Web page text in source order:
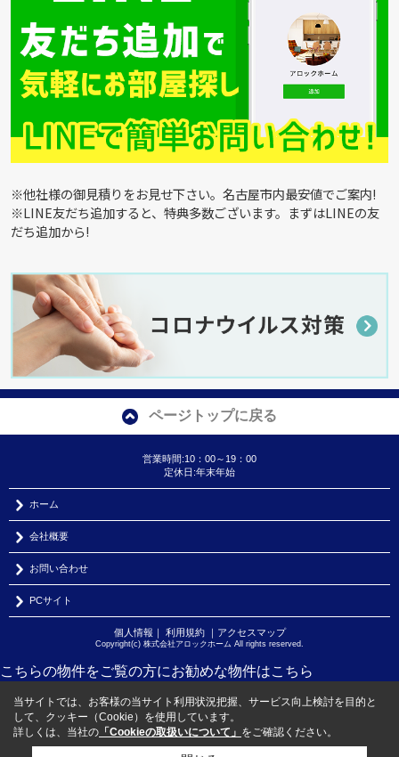
※他社様の御見積りをお見せ下さい。名古屋市内最安値でご案内!
※LINE友だち追加すると、特典多数ございます。まずはLINEの友
だち追加から!
ページトップに戻る
営業時間:10：00～19：00
定休日:年末年始
ホーム
会社概要
お問い合わせ
PCサイト
個人情報 ｜ 利用規約｜ アクセスマップ
Copyright(c) 株式会社アロックホーム All rights reserved.
こちらの物件をご覧の方にお勧めな物件はこちら
当サイトでは、お客様の当サイト利用状況把握、サービス向上検討を目的と
して、クッキー（Cookie）を使用しています。
詳しくは、当社の 「Cookieの取扱いについて」 をご確認ください。